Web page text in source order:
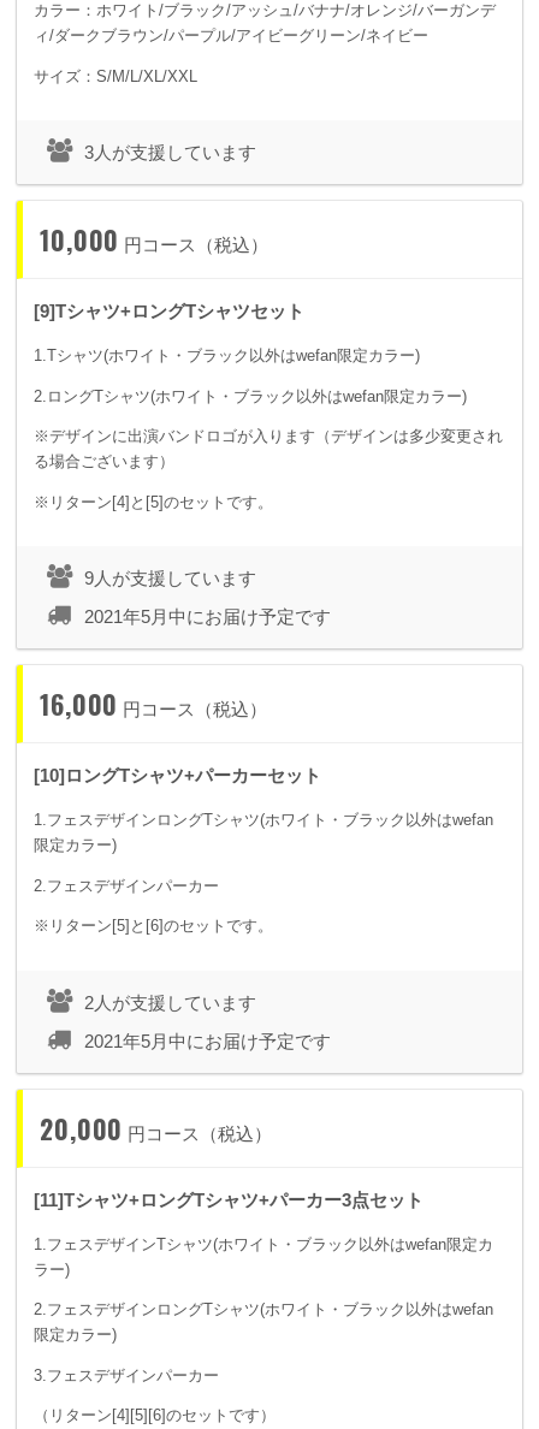
カラー：ホワイト/ブラック/アッシュ/バナナ/オレンジ/バーガンデ
ィ/ダークブラウン/パープル/アイビーグリーン/ネイビー
サイズ：S/M/L/XL/XXL
3人が支援しています
10,000 円コース（税込）
[9]Tシャツ+ロングTシャツセット
1.Tシャツ(ホワイト・ブラック以外はwefan限定カラー)
2.ロングTシャツ(ホワイト・ブラック以外はwefan限定カラー)
※デザインに出演バンドロゴが入ります（デザインは多少変更され
る場合ございます）
※リターン[4]と[5]のセットです。
9人が支援しています
2021年5月中にお届け予定です
16,000 円コース（税込）
[10]ロングTシャツ+パーカーセット
1.フェスデザインロングTシャツ(ホワイト・ブラック以外はwefan
限定カラー)
2.フェスデザインパーカー
※リターン[5]と[6]のセットです。
2人が支援しています
2021年5月中にお届け予定です
20,000 円コース（税込）
[11]Tシャツ+ロングTシャツ+パーカー3点セット
1.フェスデザインTシャツ(ホワイト・ブラック以外はwefan限定カ
ラー)
2.フェスデザインロングTシャツ(ホワイト・ブラック以外はwefan
限定カラー)
3.フェスデザインパーカー
（リターン[4][5][6]のセットです）